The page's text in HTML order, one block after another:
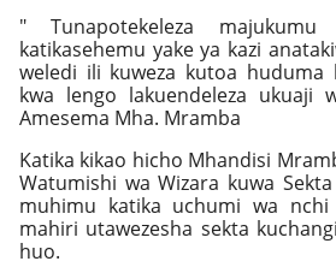
" Tunapotekeleza majukumu
katikasehemu yake ya kazi
weledi ili kuweza kutoa huduma
kwa lengo lakuendeleza ukuaji
Amesema Mha. Mramba
Katika kikao hicho Mhandisi
Watumishi wa Wizara kuwa
muhimu katika uchumi wa
mahiri utawezesha sekta
huo.